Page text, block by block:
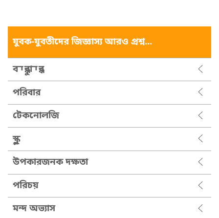
যুবক-যুবতীদের জিজ্ঞাস্য আরও প্রশ্ন...
বন্ধুবান্ধব
পরিবার
টেকনোলজি
স্কুল
উপকারজনক দক্ষতা
পরিচয়
মন্দ অভ্যাস